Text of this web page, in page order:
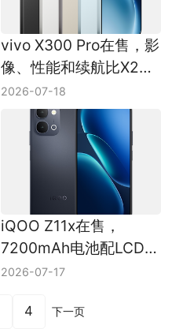
vivo X300 Pro在售，影
像、性能和续航比X200
Pro升级在哪
2026-07-18
iQOO Z11x在售，
7200mAh电池配LCD护
眼屏，外勤用机要看哪
2026-07-17
4 下一页